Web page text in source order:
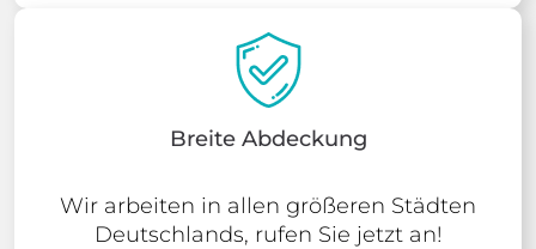
Breite Abdeckung
Wir arbeiten in allen größeren Städten
Deutschlands, rufen Sie jetzt an!